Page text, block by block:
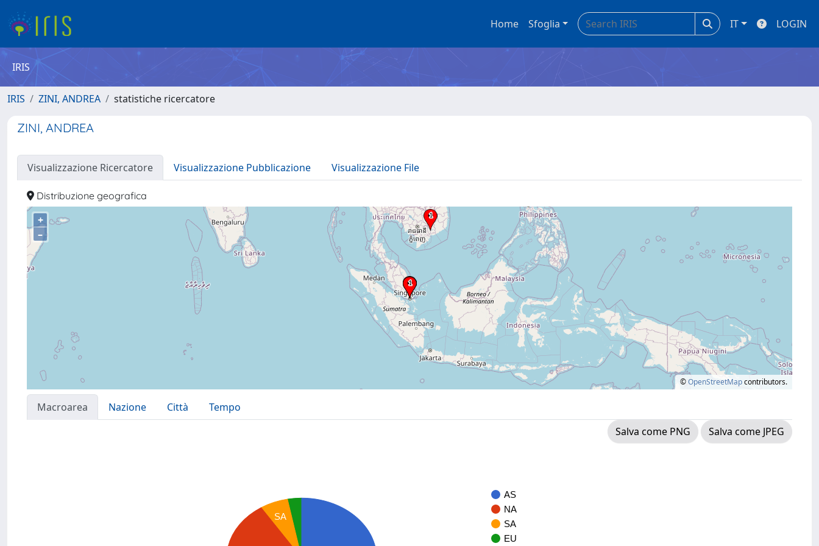
Home Sfoglia IT LOGIN
IRIS
IRIS ZINI, ANDREA statistiche ricercatore
ZINI, ANDREA
Visualizzazione Ricercatore Visualizzazione Pubblicazione Visualizzazione File
Distribuzione geografica
+
–
©OpenStreetMapcontributors.
Macroarea Nazione Città
Tempo
Salva come PNG
Salva come JPEG
AS
NA
SA
EU
SA